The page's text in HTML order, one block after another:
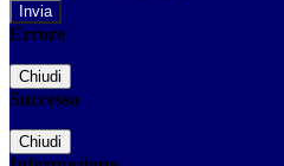
Errore
Chiudi
Successo
Chiudi